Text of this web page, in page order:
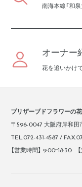
南海本線「和
オーナー
花を追いかけ
プリザーブドフラワーの
〒596-0047 大阪府岸和田
TEL.072-431-4587 /
【営業時間】 9:00~18:30